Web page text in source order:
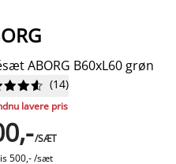
ABORG B60xL60 grøn



 (14)
lavere pris
/SÆT
500,- /sæt